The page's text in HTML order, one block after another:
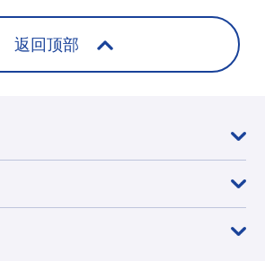
返回顶部